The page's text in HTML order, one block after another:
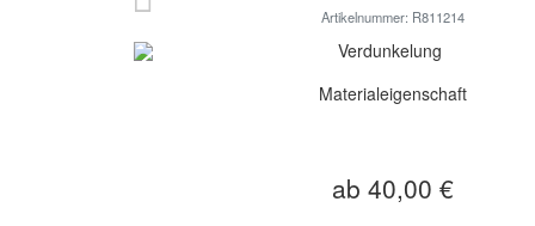
Artikelnummer: R811214
Verdunkelung
Materialeigenschaft
ab 40,00 €